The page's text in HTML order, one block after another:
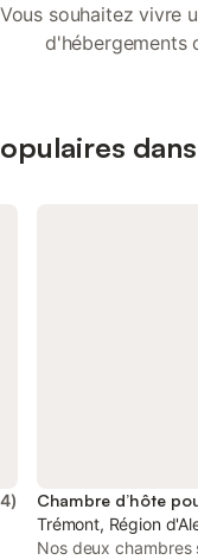
Vous souhaitez vivre
d'hébergements
)
Trémont, Région
Nos deux chambres